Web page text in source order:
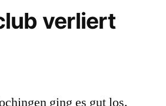
verliert
ging es gut los.